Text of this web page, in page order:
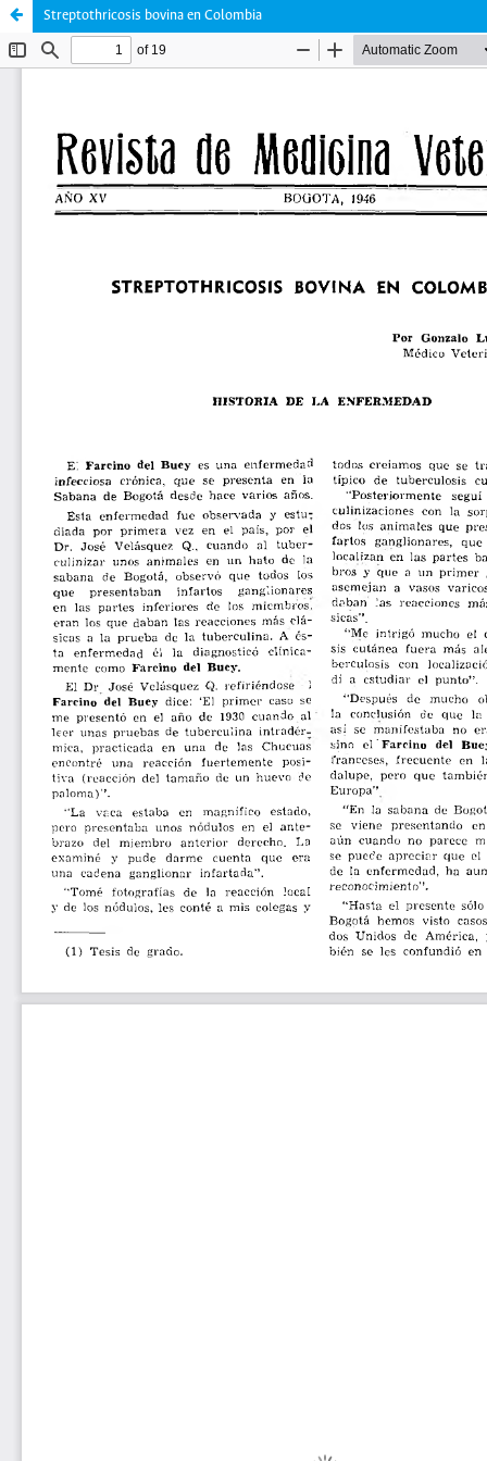
Streptothricosis bovina en Colombia